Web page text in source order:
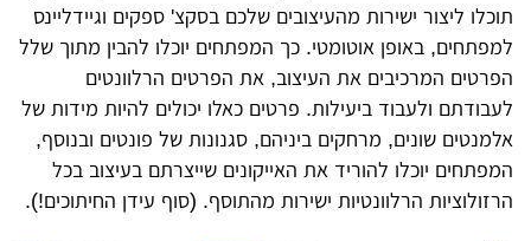
תוכלו ליצור ישירות מהעיצובים שלכם בסקצ' ספקים וגיידליינס
למפתחים, באופן אוטומטי. כך המפתחים יוכלו להבין מתוך שלל
הפרטים המרכיבים את העיצוב, את הפרטים הרלוונטים
לעבודתם ולעבוד ביעילות. פרטים כאלו יכולים להיות מידות של
אלמנטים שונים, מרחקים ביניהם, סגנונות של פונטים ובנוסף,
המפתחים יוכלו להוריד את האייקונים שייצרתם בעיצוב בכל
הרזולוציות הרלוונטיות ישירות מהתוסף. (סוף עידן החיתוכים!).